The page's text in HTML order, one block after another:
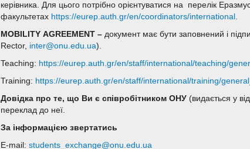
керівника. Для цього потрібно орієнтуватися на перелік
факультетах https://eurep.auth.gr/en/coordinators/international .
MOBILITY AGREEMENT –документ має бути заповнений і
Rector, inter@onu.edu.ua).
Teaching: https://eurep.auth.gr/en/staff/international/teaching/
Training: https://eurep.auth.gr/en/staff/international/training/
Довідка про те, що Ви є співробітником ОНУ (видається у
переклад до неї.
За інформацією звертатись
E-mail:students_exchange@onu.edu.ua